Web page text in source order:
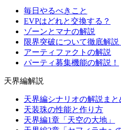
毎日やるべきこと
EVPはどれと交換する？
ゾーンとマナの解説
限界突破について徹底解説
アーティファクトの解説
パーティ募集機能の解説！
天界編解説
天界編シナリオの解説まと
天装珠の性能と作り方
天界編1章「天空の大地」